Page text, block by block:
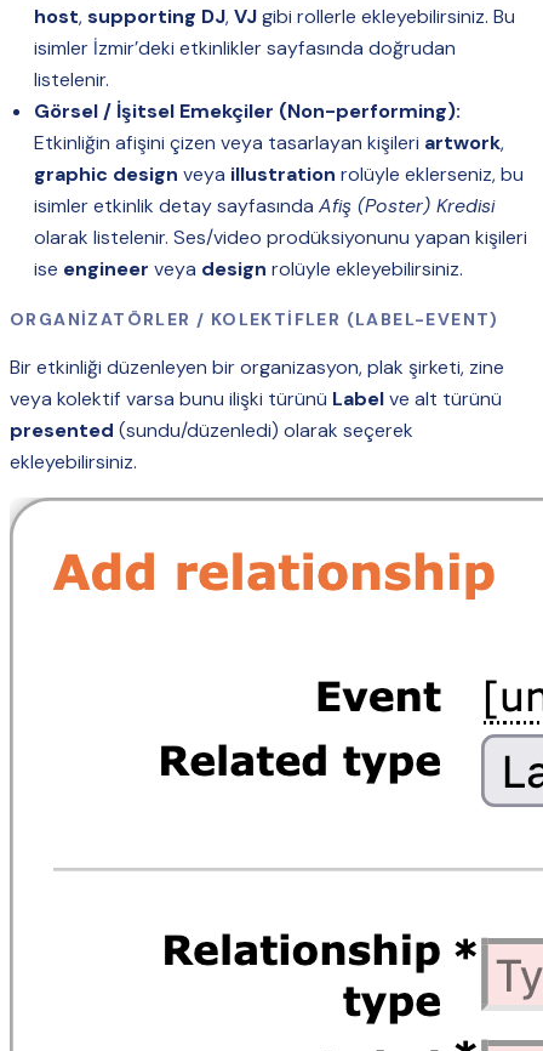
host, supporting DJ, VJgibi rollerle ekleyebilirsiniz. Bu
isimler İzmir’deki etkinlikler sayfasında doğrudan
listelenir.
Görsel / İşitsel Emekçiler (Non-performing):
Etkinliğin afişini çizen veya tasarlayan kişileri artwork,
graphic design veya illustration rolüyle eklerseniz, bu
isimler etkinlik detay sayfasında Afiş (Poster) Kredisi
olarak listelenir. Ses/video prodüksiyonunu yapan kişileri
ise engineer veya design rolüyle ekleyebilirsiniz.
ORGANIZATÖRLER / KOLEKTIFLER (LABEL-EVENT)
Bir etkinliği düzenleyen bir organizasyon, plak şirketi, zine
veya kolektif varsa bunu ilişki türünü Labelve alt türünü
presented (sundu/düzenledi) olarak seçerek
ekleyebilirsiniz.